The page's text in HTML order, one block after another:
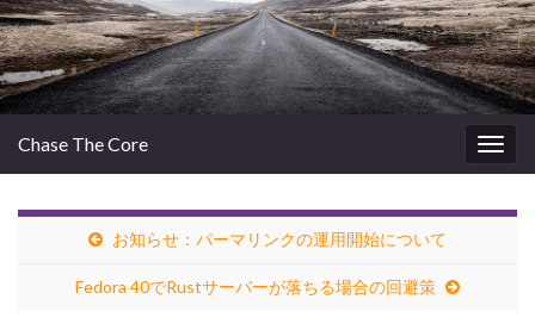
Chase The Core
お知らせ：パーマリンクの運用開始について
Fedora 40でRustサーバーが落ちる場合の回避策